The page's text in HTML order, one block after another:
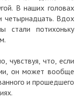
В наших головах
четырнадцать. Вдох
стали потихоньку
чувствуя, что, если
он может вообще
и прошедшего